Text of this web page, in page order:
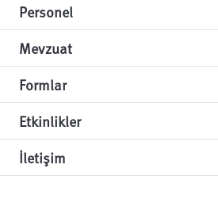
Personel
Mevzuat
Formlar
Etkinlikler
İletişim